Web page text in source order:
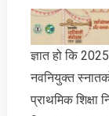
ज्ञात हो कि
नवनियुक्त
प्राथमिक शिक्षा